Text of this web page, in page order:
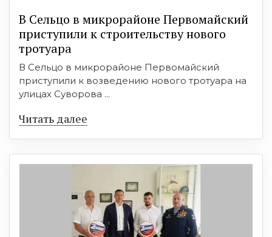
В Сельцо в микрорайоне Первомайский
приступили к строительству нового
тротуара
В Сельцо в микрорайоне Первомайский
приступили к возведению нового тротуара на
улицах Суворова ...
Читать далее